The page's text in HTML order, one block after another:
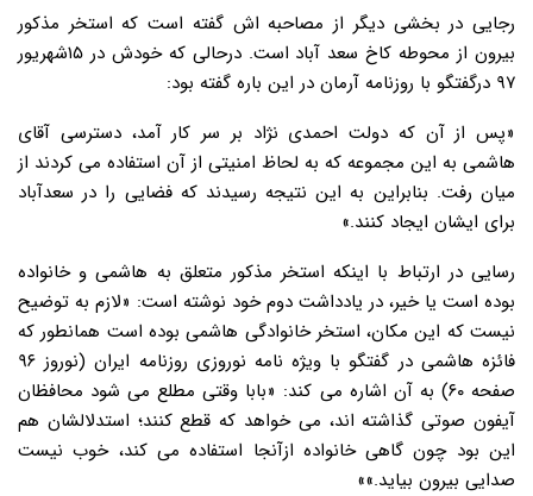
رجایی در بخشی دیگر از مصاحبه اش گفته است که استخر مذکور
بیرون از محوطه کاخ سعد آباد است. درحالی که خودش در ۱۵شهریور
۹۷ درگفتگو با روزنامه آرمان در این باره گفته بود:
«پس از آن که دولت احمدی نژاد بر سر کار آمد، دسترسی آقای
هاشمی به این مجموعه که به لحاظ امنیتی از آن استفاده می کردند از
میان رفت. بنابراین به این نتیجه رسیدند که فضایی را در سعدآباد
برای ایشان ایجاد کنند.»
رسایی در ارتباط با اینکه استخر مذکور متعلق به هاشمی و خانواده
بوده است یا خیر، در یادداشت دوم خود نوشته است: «لازم به توضیح
نیست که این مکان، استخر خانوادگی هاشمی بوده است همانطور که
فائزه هاشمی در گفتگو با ویژه نامه نوروزی روزنامه ایران (نوروز ۹۶
صفحه ۶۰) به آن اشاره می کند: «بابا وقتی مطلع می شود محافظان
آیفون صوتی گذاشته اند، می خواهد که قطع کنند؛ استدلالشان هم
این بود چون گاهی خانواده ازآنجا استفاده می کند، خوب نیست
صدایی بیرون بیاید.»»